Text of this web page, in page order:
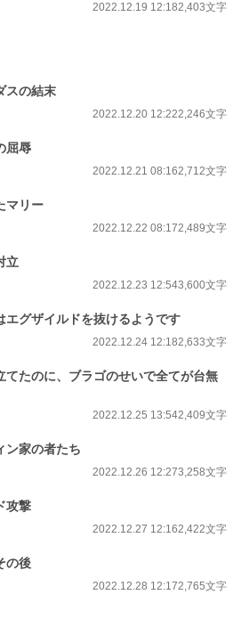
2022.12.19 12:182,403文字
の結末
2022.12.20 12:222,246文字
屈辱
2022.12.21 08:162,712文字
マリー
2022.12.22 08:172,489文字
立
2022.12.23 12:543,600文字
グザイルドを抜けるようです
2022.12.24 12:182,633文字
たのに、ブラゴのせいで全てが台無
2022.12.25 13:542,409文字
家の者たち
2022.12.26 12:273,258文字
攻撃
2022.12.27 12:162,422文字
の後
2022.12.28 12:172,765文字